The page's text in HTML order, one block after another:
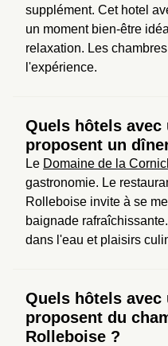
supplément. Cet hotel
un moment bien-être
relaxation. Les
l'expérience.
Quels hôtels avec
proposent un
Le Domaine de la
gastronomie. Le
Rolleboise invite à se
baignade
dans l'eau et plaisirs
Quels hôtels avec
proposent du
Rolleboise ?